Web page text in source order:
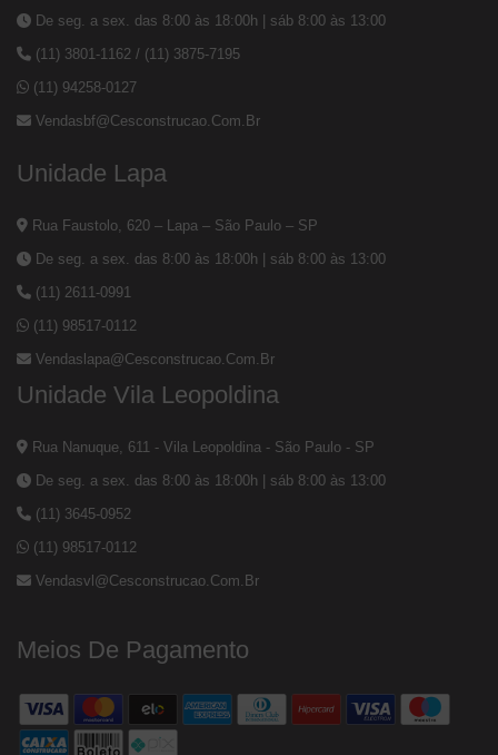
De seg. a sex. das 8:00 às 18:00h | sáb 8:00 às 13:00
(11) 3801-1162 / (11) 3875-7195
(11) 94258-0127
Vendasbf@cesconstrucao.com.br
Unidade Lapa
Rua Faustolo, 620 – Lapa – São Paulo – SP
De seg. a sex. das 8:00 às 18:00h | sáb 8:00 às 13:00
(11) 2611-0991
(11) 98517-0112
Vendaslapa@cesconstrucao.com.br
Unidade Vila Leopoldina
Rua Nanuque, 611 - Vila Leopoldina - São Paulo - SP
De seg. a sex. das 8:00 às 18:00h | sáb 8:00 às 13:00
(11) 3645-0952
(11) 98517-0112
Vendasvl@cesconstrucao.com.br
Meios De Pagamento